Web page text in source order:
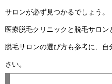
サロンが必ず見つかるでしょう。
医療脱毛クリニックと脱毛サロ
脱毛サロンの選び方も参考に、
さい。